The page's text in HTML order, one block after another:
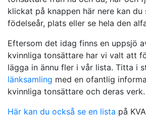
klickat på knappen här nere kan du
födelseår, plats eller se hela den
Eftersom det idag finns en uppsjö
kvinnliga tonsättare har vi valt att
lägga in ännu fler i vår lista. Titta i
länksamling med en ofantlig
kvinnliga tonsättare och deras verk.
Här kan du också se en lista på